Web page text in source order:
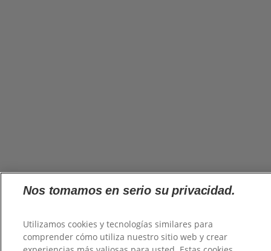
Nos tomamos en serio su privacidad.
Utilizamos cookies y tecnologías similares para
comprender cómo utiliza nuestro sitio web y crear